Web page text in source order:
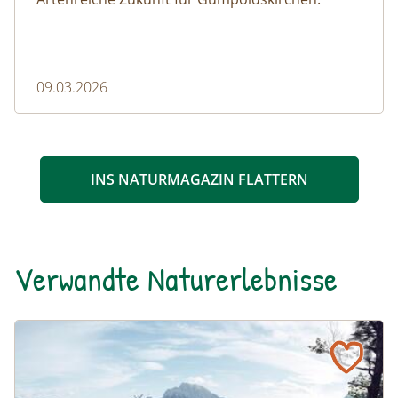
09.03.2026
INS NATURMAGAZIN FLATTERN
Verwandte Naturerlebnisse